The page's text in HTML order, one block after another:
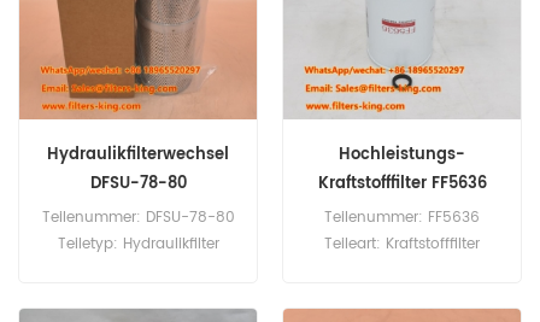
4JJ1-T N50.150 NKR85
NKS85 NLR85 NLR87 NPR75
NPR75 NPR85.
L180E L220D L220E L220G
L330E L350F L90F L90G.
Hydraulikfilterwechsel
DFSU-78-80
Teilenummer: DFSU-78-80
Teiletyp: Hydraulikfilter
Hochleistungs-
Kraftstofffilter FF5636
4940647
Teilenummer: FF5636
Teileart: Kraftstofffilter